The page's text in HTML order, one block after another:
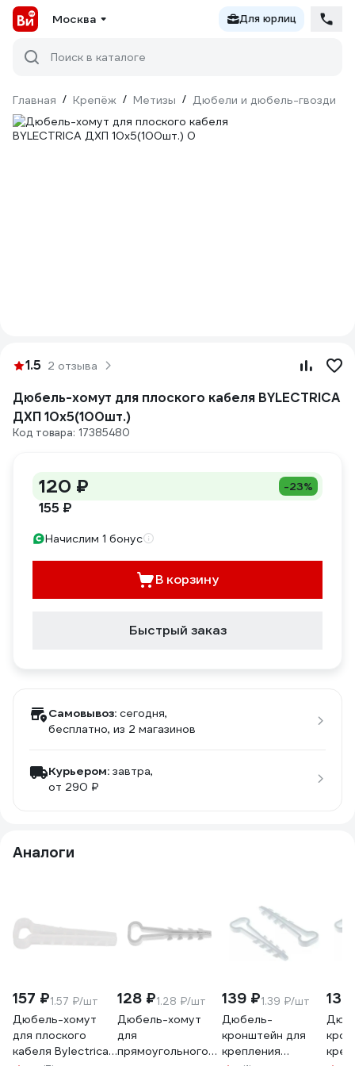
Москва Для юрлиц
Поиск в каталоге
Главная / Крепёж / Метизы / Дюбели и дюбель-гвозди
1.5 2 отзыва
Дюбель-хомут для плоского кабеля BYLECTRICA
ДХП 10х5(100шт.)
Код товара: 17385480
120 ₽ -23%
155 ₽
Начислим 1 бонус
В корзину
Быстрый заказ
Самовывоз: сегодня,
бесплатно, из 2 магазинов
Курьером: завтра,
от 290 ₽
Аналоги
157 ₽1.57 ₽/шт
Дюбель-хомут
для плоского
кабеля Bylectrica
128 ₽1.28 ₽/шт
Дюбель-хомут
для
прямоугольного
139 ₽1.39 ₽/шт
Дюбель-
кронштейн для
крепления